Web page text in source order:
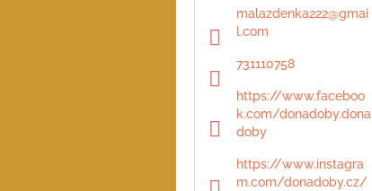
malazdenka222@gmai
l.com
731110758
https://www.faceboo
k.com/donadoby.dona
doby
https://www.instagra
m.com/donadoby.cz/